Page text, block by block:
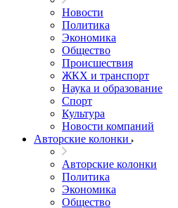
Новости
Политика
Экономика
Общество
Происшествия
ЖКХ и транспорт
Наука и образование
Спорт
Культура
Новости компаний
Авторские колонки
Авторские колонки
Политика
Экономика
Общество